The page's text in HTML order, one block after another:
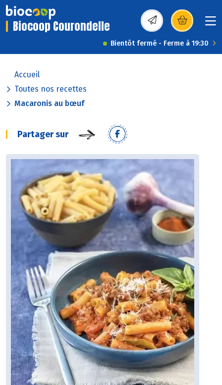
Biocoop Courondelle (s’ouvre dans une
Bientôt fermé - Ferme à 19:30
Accueil
Toutes nos recettes
Macaronis au bœuf
Partager sur